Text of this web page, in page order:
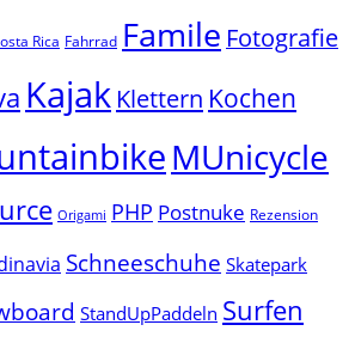
Rica Fahrrad Famile Fotografie
Kajak Klettern Kochen
MUnicycle
Origami PHP Postnuke Rezension
Schneeschuhe Skatepark
StandUpPaddeln Surfen